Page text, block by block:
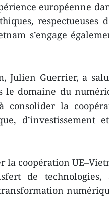
européenne
respectueuses
s’engage
Julien Guerrier, a
le domaine du
consolider la
d’investissement
la coopération
de technologies,